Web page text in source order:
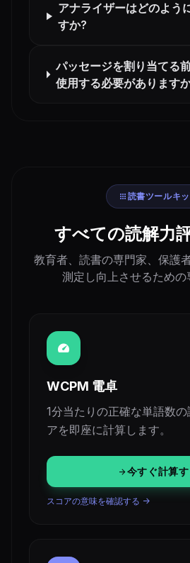
アナライザーはどのよう
すか?
パッセージを割り当てる
使用する必要があります
apps 読書ツールキ
すべての読解力
教育者、読書の専門家、保護
測定し向上させるための
speed
WCPM 電卓
1分当たりの正確な単語数
アを即座に計算します。
arrow_forward今すぐ計算
スコアの意味を確認する ->